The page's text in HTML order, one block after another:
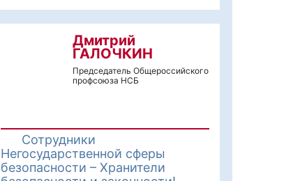
Дмитрий
ГАЛОЧКИН
Председатель Общероссийского
профсоюза НСБ
Сотрудники
Негосударственной сферы
безопасности – Хранители